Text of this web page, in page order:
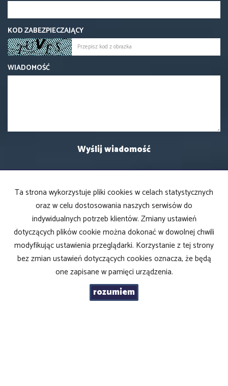
KOD ZABEZPIECZAJĄCY
WIADOMOŚĆ
ROYAL Nieruchomości
ul. Traugutta 10 lok. 2
43-300 Bielsko-Biała
tel. 531-744-337
godz: 8:00-15:00
e-mail:biuro@nieruchomosci-royal.pl
Mieszkaniana wynajem
na wynajem
Ta strona wykorzystuje pliki cookies w celach statystycznych
oraz w celu dostosowania naszych serwisów do
indywidualnych potrzeb klientów. Zmiany ustawień
dotyczących plików cookie można dokonać w dowolnej chwili
modyfikując ustawienia przeglądarki. Korzystanie z tej strony
bez zmian ustawień dotyczących cookies oznacza, że będą
one zapisane w pamięci urządzenia.
rozumiem